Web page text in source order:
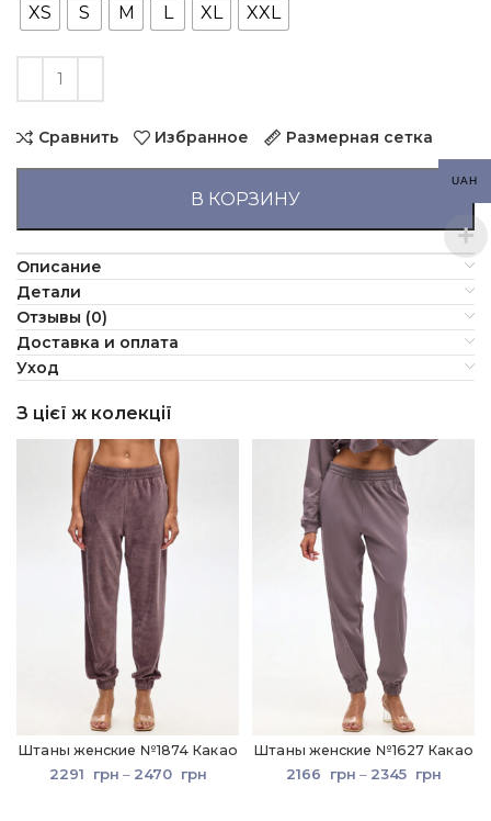
XS
S M L XL XXL
Сравнить Избранное Размерная сетка
В КОРЗИНУ
Описание
Детали
Отзывы (0)
Доставка и оплата
Уход
З цієї ж колекції
Штаны женские №1874 Какао
2291 грн – 2470 грн
Штаны женские №1627 Какао
2166 грн – 2345 грн
UAH